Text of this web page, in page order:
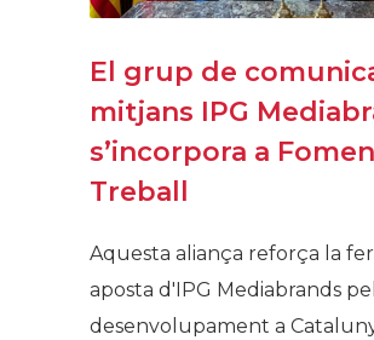
El grup de
mitjans IPG
s’incorpora a
Treball
Aquesta aliança reforça la
aposta d'IPG Mediabrands
desenvolupament a